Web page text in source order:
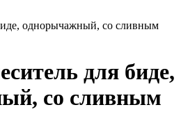
однорычажный, со сливным
для биде,
со сливным